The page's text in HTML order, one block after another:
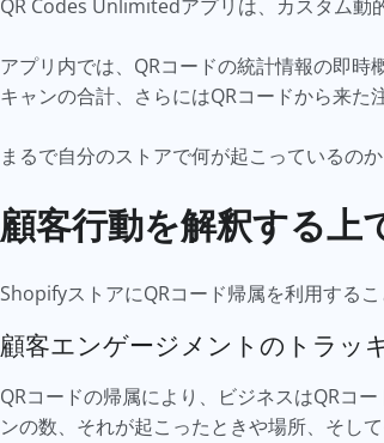
QR Codes Unlimitedアプリは、カスタム動
アプリ内では、QRコードの統計情報の即
キャンの合計、さらにはQRコードから来た
まるで自分のストアで何が起こっているの
顧客行動を解釈する上
ShopifyストアにQRコード帰属を利用する
顧客エンゲージメントのトラッ
QRコードの帰属により、ビジネスはQRコ
ンの数、それが起こったときや場所、そし